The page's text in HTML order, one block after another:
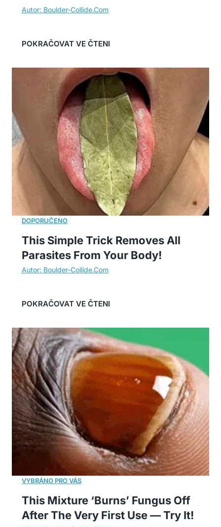
This Simple Trick Removes All
Parasites From Your Body!
This Mixture ‘Burns’ Fungus Off
After The Very First Use — Try It!